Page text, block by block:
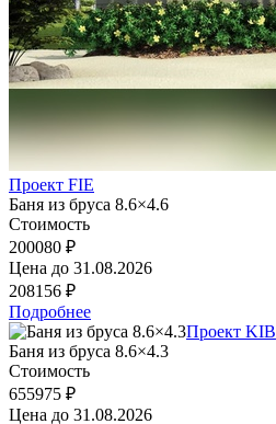
Проект FIE
Баня из бруса 8.6×4.6
Стоимость
200080 ₽
Цена до 31.08.2026
208156 ₽
Подробнее
Проект KIB
Баня из бруса 8.6×4.3
Стоимость
655975 ₽
Цена до 31.08.2026